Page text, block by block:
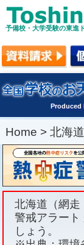
予備校・大学受験の東進
Produced
Home > 北海道
北海道（網走
警戒アラート
しょう。